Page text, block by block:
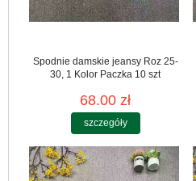
Spodnie damskie jeansy Roz 25-
30, 1 Kolor Paczka 10 szt
68.00 zł
szczegóły